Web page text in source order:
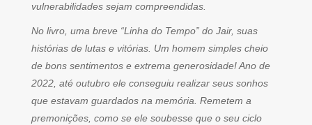
vulnerabilidades sejam compreendidas.
No livro, uma breve “Linha do Tempo” do Jair, suas
histórias de lutas e vitórias. Um homem simples cheio
de bons sentimentos e extrema generosidade! Ano de
2022, até outubro ele conseguiu realizar seus sonhos
que estavam guardados na memória. Remetem a
premonições, como se ele soubesse que o seu ciclo